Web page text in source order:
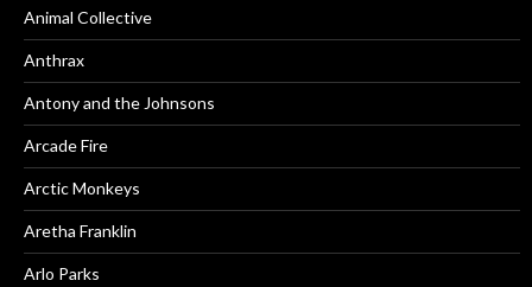
Animal Collective
Anthrax
Antony and the Johnsons
Arcade Fire
Arctic Monkeys
Aretha Franklin
Arlo Parks